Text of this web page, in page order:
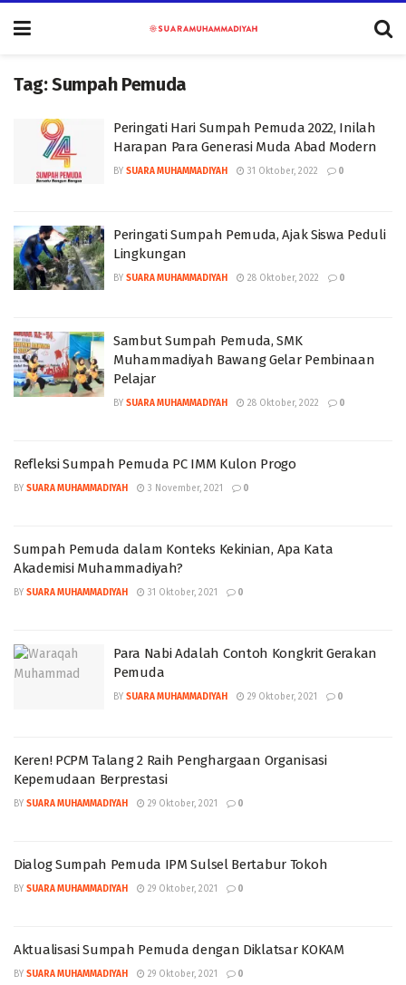
Tag:Sumpah Pemuda
Peringati Hari Sumpah Pemuda 2022, Inilah
Harapan Para Generasi Muda Abad Modern
BY SUARA MUHAMMADIYAH 31 Oktober, 2022 0
Peringati Sumpah Pemuda, Ajak Siswa Peduli
Lingkungan
BY SUARA MUHAMMADIYAH 28 Oktober, 2022 0
Sambut Sumpah Pemuda, SMK
Muhammadiyah Bawang Gelar Pembinaan
Pelajar
BY SUARA MUHAMMADIYAH 28 Oktober, 2022 0
Refleksi Sumpah Pemuda PC IMM Kulon Progo
BY SUARA MUHAMMADIYAH 3 November, 2021 0
Sumpah Pemuda dalam Konteks Kekinian, Apa Kata
Akademisi Muhammadiyah?
BY SUARA MUHAMMADIYAH 31 Oktober, 2021 0
Para Nabi Adalah Contoh Kongkrit Gerakan
Pemuda
BY SUARA MUHAMMADIYAH 29 Oktober, 2021 0
Keren! PCPM Talang 2 Raih Penghargaan Organisasi
Kepemudaan Berprestasi
BY SUARA MUHAMMADIYAH 29 Oktober, 2021 0
Dialog Sumpah Pemuda IPM Sulsel Bertabur Tokoh
BY SUARA MUHAMMADIYAH 29 Oktober, 2021 0
Aktualisasi Sumpah Pemuda dengan Diklatsar KOKAM
BY SUARA MUHAMMADIYAH 29 Oktober, 2021 0